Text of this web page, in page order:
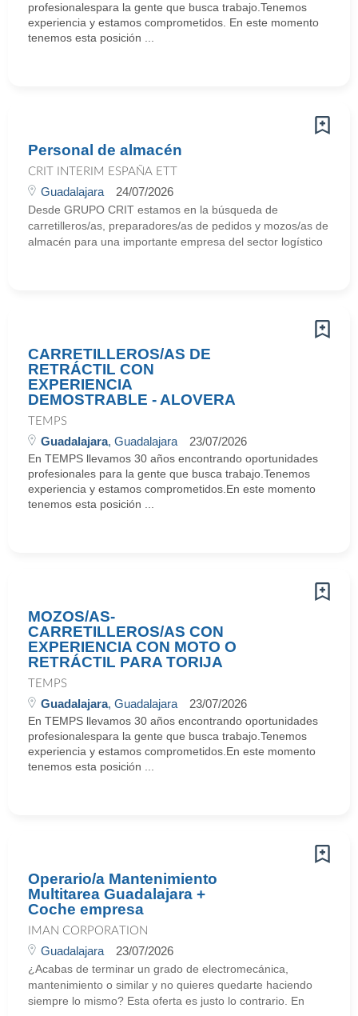
profesionalespara la gente que busca trabajo.Tenemos
experiencia y estamos comprometidos. En este momento
tenemos esta posición ...
Personal de almacén
CRIT INTERIM ESPAÑA ETT
Guadalajara 24/07/2026
Desde GRUPO CRIT estamos en la búsqueda de
carretilleros/as, preparadores/as de pedidos y mozos/as de
almacén para una importante empresa del sector logístico
CARRETILLEROS/AS DE
RETRÁCTIL CON
EXPERIENCIA
DEMOSTRABLE - ALOVERA
TEMPS
Guadalajara, Guadalajara 23/07/2026
En TEMPS llevamos 30 años encontrando oportunidades
profesionales para la gente que busca trabajo.Tenemos
experiencia y estamos comprometidos.En este momento
tenemos esta posición ...
MOZOS/AS-
CARRETILLEROS/AS CON
EXPERIENCIA CON MOTO O
RETRÁCTIL PARA TORIJA
TEMPS
Guadalajara, Guadalajara 23/07/2026
En TEMPS llevamos 30 años encontrando oportunidades
profesionalespara la gente que busca trabajo.Tenemos
experiencia y estamos comprometidos.En este momento
tenemos esta posición ...
Operario/a Mantenimiento
Multitarea Guadalajara +
Coche empresa
IMAN CORPORATION
Guadalajara 23/07/2026
¿Acabas de terminar un grado de electromecánica,
mantenimiento o similar y no quieres quedarte haciendo
siempre lo mismo? Esta oferta es justo lo contrario. En